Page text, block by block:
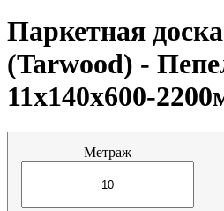
Паркетная
(Tarwood) -
11х140х600-
Метраж